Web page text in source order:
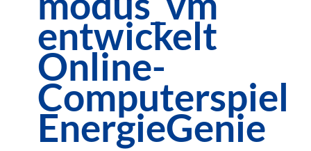
Computerspiel
EnergieGenie
entwickelt
Online-
Computerspiel
EnergieGenie